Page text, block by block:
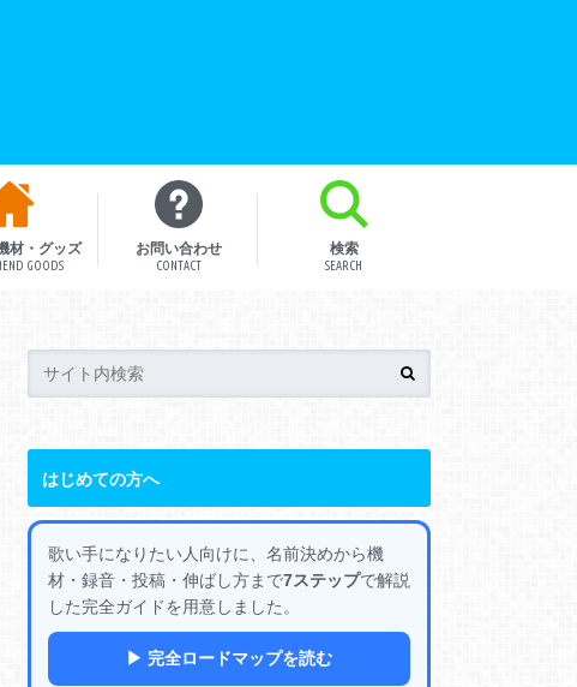
材・グッズ
GOODS
お問い合わせ
CONTACT
検索
SEARCH
はじめての方へ
歌い手になりたい人向けに、名前決めから機
材・録音・投稿・伸ばし方まで7ステップで解説
した完全ガイドを用意しました。
▶ 完全ロードマップを読む